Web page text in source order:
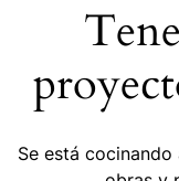
Se está